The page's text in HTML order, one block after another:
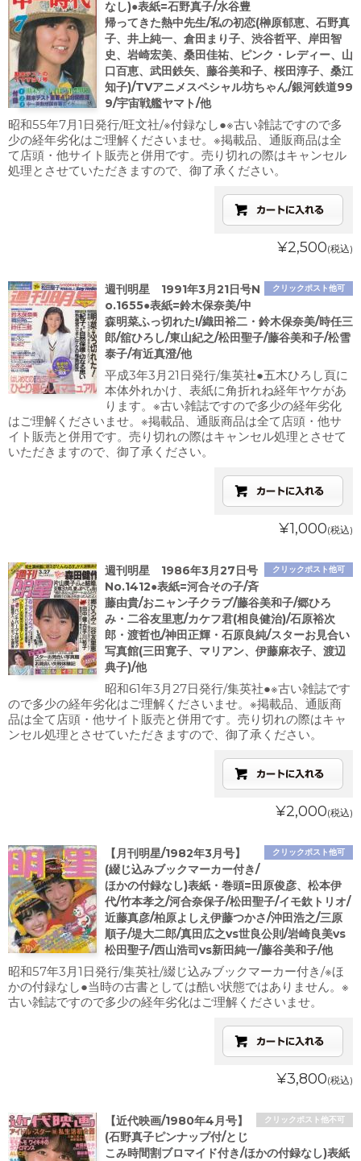
なし)●表紙=石野真子/水谷豊
帰ってきた熱中先生/私の初恋(榊原郁恵、石野真
子、井上純一、倉田まり子、渋谷哲平、岸田智
史、岩崎宏美、桑田佳祐、ピンク・レディー、山
口百恵、武田鉄矢、藤谷美和子、桜田淳子、桑江
知子)/TVアニメスペシャル坊ちゃん/銀河鉄道99
9/宇宙戦艦ヤマト/他
昭和55年7月1日発行/旺文社/※付録なし●※古い雑誌ですので多
少の経年劣化はご理解くださいませ。※掲載品、通販商品は全
て店頭・他サイト販売と併用です。売り切れの際はキャンセル
処理とさせていただきますので、御了承ください。
¥2,500(税込)
クリックポスト他可
週刊明星 1991年3月21日号N
o.1655●表紙=鈴木保奈美/中
森明菜ふっ切れた!/織田裕二・鈴木保奈美/時任三
郎/舘ひろし/東山紀之/松田聖子/藤谷美和子/松雪
泰子/有近真澄/他
平成3年3月21日発行/集英社●五木ひろし頁に
本体外れかけ、表紙に角折れね経年ヤケがあ
ります。※古い雑誌ですので多少の経年劣化
はご理解くださいませ。※掲載品、通販商品は全て店頭・他サ
イト販売と併用です。売り切れの際はキャンセル処理とさせて
いただきますので、御了承ください。
¥1,000(税込)
クリックポスト他可
週刊明星 1986年3月27日号
No.1412●表紙=河合その子/斉
藤由貴/おニャン子クラブ/藤谷美和子/郷ひろ
み・二谷友里恵/カケフ君(相良健治)/石原裕次
郎・渡哲也/神田正輝・石原良純/スターお見合い
写真館(三田寛子、マリアン、伊藤麻衣子、渡辺
典子)/他
昭和61年3月27日発行/集英社●※古い雑誌です
ので多少の経年劣化はご理解くださいませ。※掲載品、通販商
品は全て店頭・他サイト販売と併用です。売り切れの際はキャ
ンセル処理とさせていただきますので、御了承ください。
¥2,000(税込)
クリックポスト他可
【月刊明星/1982年3月号】
(綴じ込みブックマーカー付き/
ほかの付録なし)表紙・巻頭=田原俊彦、松本伊
代/竹本孝之/河合奈保子/松田聖子/イモ欽トリオ/
近藤真彦/柏原よしえ伊藤つかさ/沖田浩之/三原
順子/堤大二郎/真田広之vs世良公則/岩崎良美vs
松田聖子/西山浩司vs新田純一/藤谷美和子/他
昭和57年3月1日発行/集英社/綴じ込みブックマーカー付き/※ほ
かの付録なし●当時の古書としては酷い状態ではありません。※
古い雑誌ですので多少の経年劣化はご理解くださいませ。
¥3,800(税込)
クリックポスト他不可
【近代映画/1980年4月号】
(石野真子ピンナップ付/とじ
こみ時間割ブロマイド付き/ほかの付録なし)表紙